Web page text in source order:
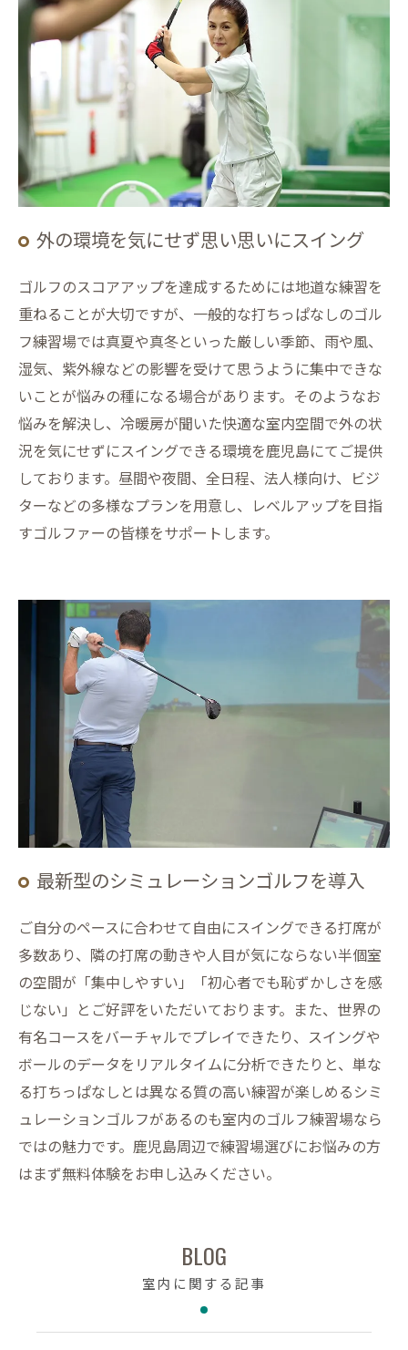
外の環境を気にせず思い思いにスイング
ゴルフのスコアアップを達成するためには地道な練習を
重ねることが大切ですが、一般的な打ちっぱなしのゴル
フ練習場では真夏や真冬といった厳しい季節、雨や風、
湿気、紫外線などの影響を受けて思うように集中できな
いことが悩みの種になる場合があります。そのようなお
悩みを解決し、冷暖房が聞いた快適な室内空間で外の状
況を気にせずにスイングできる環境を鹿児島にてご提供
しております。昼間や夜間、全日程、法人様向け、ビジ
ターなどの多様なプランを用意し、レベルアップを目指
すゴルファーの皆様をサポートします。
最新型のシミュレーションゴルフを導入
ご自分のペースに合わせて自由にスイングできる打席が
多数あり、隣の打席の動きや人目が気にならない半個室
の空間が「集中しやすい」「初心者でも恥ずかしさを感
じない」とご好評をいただいております。また、世界の
有名コースをバーチャルでプレイできたり、スイングや
ボールのデータをリアルタイムに分析できたりと、単な
る打ちっぱなしとは異なる質の高い練習が楽しめるシミ
ュレーションゴルフがあるのも室内のゴルフ練習場なら
ではの魅力です。鹿児島周辺で練習場選びにお悩みの方
はまず無料体験をお申し込みください。
BLOG
室内に関する記事